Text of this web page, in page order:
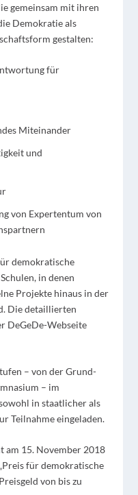
gemeinsam mit ihren
Demokratie als
gestalten:
für
Miteinander
und
von Expertentum von
demokratische
in denen
Projekte hinaus in der
Die detaillierten
DeGeDe-Webseite
– von der Grund-
– im
in staatlicher als
Teilnahme eingeladen.
am 15. November 2018
für demokratische
von bis zu